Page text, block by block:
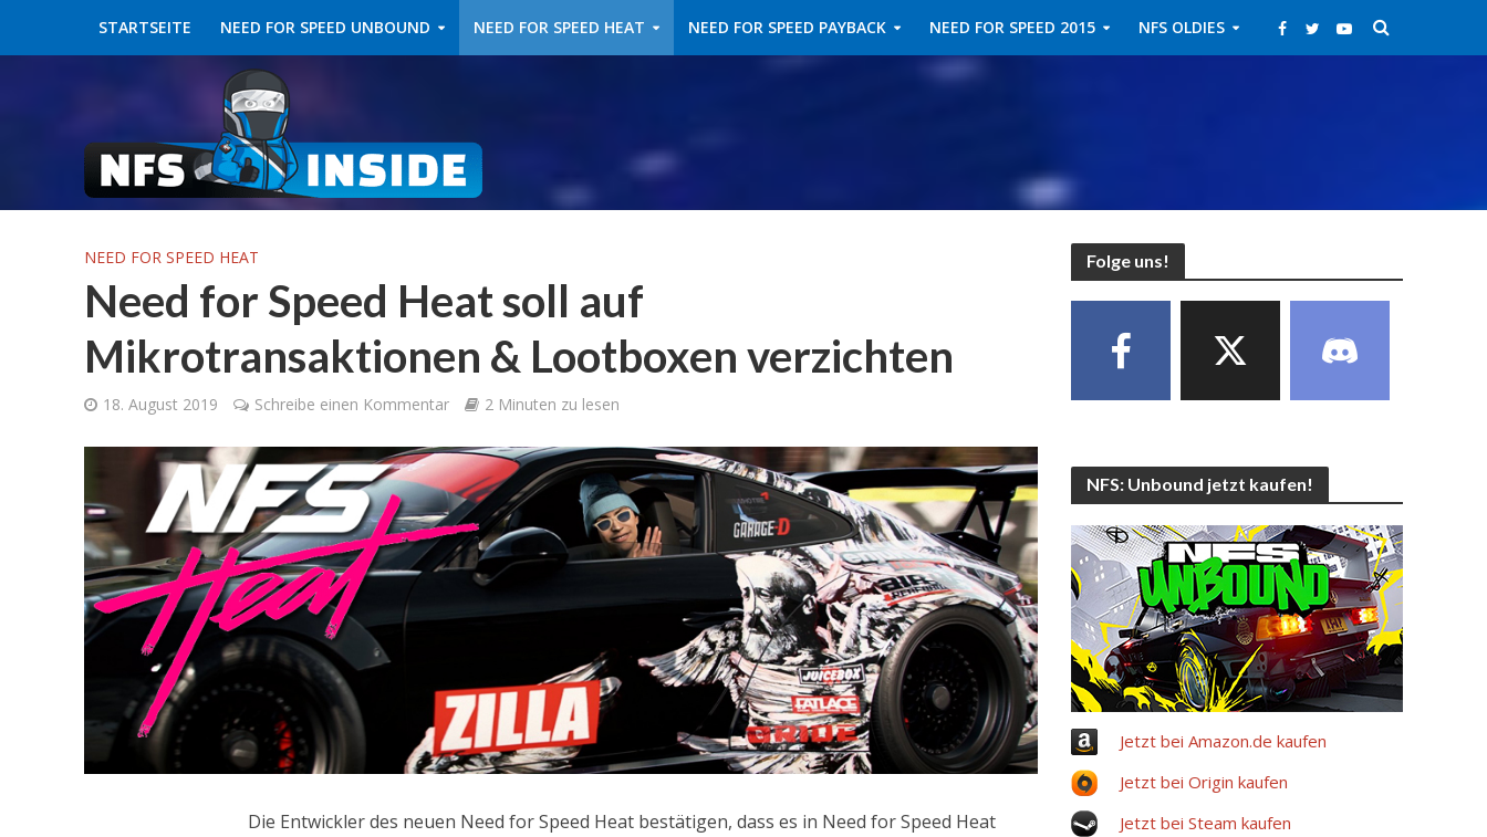
STARTSEITE NEED FOR SPEED UNBOUND NEED FOR SPEED HEAT NEED FOR SPEED PAYBACK NEED FOR SPEED 2015 NFS OLDIES
NEED FOR SPEED HEAT
Need for Speed Heat soll auf
Mikrotransaktionen & Lootboxen verzichten
18. August 2019 Schreibe einen Kommentar 2 Minuten zu lesen
Die Entwickler des neuen Need for Speed Heat bestätigen, dass es in Need for Speed Heat
Folge uns!
NFS: Unbound jetzt kaufen!
Jetzt bei Amazon.de kaufen
Jetzt bei Origin kaufen
Jetzt bei Steam kaufen